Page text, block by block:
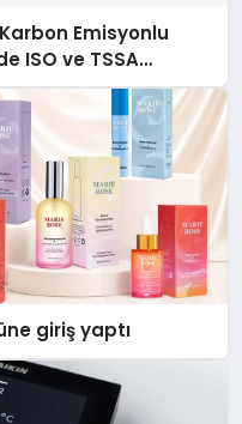
Emisyonlu
ISO ve TSSA
giriş yaptı